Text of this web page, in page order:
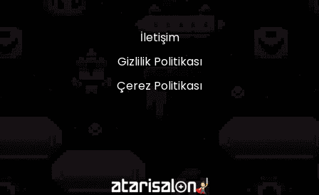
İletişim
Gizlilik Politikası
Çerez Politikası